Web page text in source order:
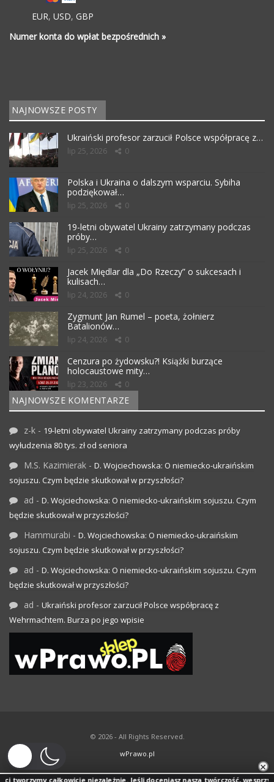
EUR, USD, GBP
Numer konta do wpłat bezpośrednich »
NAJNOWSZE POSTY
Ukraiński profesor zarzucił Polsce współpracę z…
lip 25, 2026 0
Polska i Ukraina o dalszym wsparciu. Sybiha
podziękował…
lip 25, 2026 0
19-letni obywatel Ukrainy zatrzymany podczas
próby…
lip 25, 2026 0
Jacek Międlar dla „Do Rzeczy” o sukcesach i
kulisach…
lip 24, 2026 0
Zygmunt Jan Rumel – poeta, żołnierz
Batalionów…
lip 24, 2026 0
Cenzura po żydowsku?! Książki burzące
holocaustowe mity…
lip 23, 2026 0
NAJNOWSZE KOMENTARZE
z-k - 19-letni obywatel Ukrainy zatrzymany podczas próby
wyłudzenia 80 tys. zł od seniora
M.S. Kazimierak - D. Wojciechowska: O niemiecko-ukraińskim
sojuszu. Czym będzie skutkował w przyszłości?
ad - D. Wojciechowska: O niemiecko-ukraińskim sojuszu. Czym
będzie skutkował w przyszłości?
Hammurabi - D. Wojciechowska: O niemiecko-ukraińskim
sojuszu. Czym będzie skutkował w przyszłości?
ad - D. Wojciechowska: O niemiecko-ukraińskim sojuszu. Czym
będzie skutkował w przyszłości?
ad - Ukraiński profesor zarzucił Polsce współpracę z
Wehrmachtem. Burza po jego wpisie
© 2026 - All Rights Reserved.
wPrawo.pl
×
całkowicie niezależnie. Jeśli doceniasz naszą twórczość, wesprzyj jej